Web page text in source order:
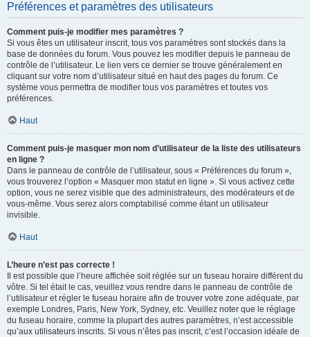
Préférences et paramètres des utilisateurs
Comment puis-je modifier mes paramètres ?
Si vous êtes un utilisateur inscrit, tous vos paramètres sont stockés dans la
base de données du forum. Vous pouvez les modifier depuis le panneau de
contrôle de l’utilisateur. Le lien vers ce dernier se trouve généralement en
cliquant sur votre nom d’utilisateur situé en haut des pages du forum. Ce
système vous permettra de modifier tous vos paramètres et toutes vos
préférences.
Haut
Comment puis-je masquer mon nom d’utilisateur de la liste des utilisateurs
en ligne ?
Dans le panneau de contrôle de l’utilisateur, sous « Préférences du forum »,
vous trouverez l’option « Masquer mon statut en ligne ». Si vous activez cette
option, vous ne serez visible que des administrateurs, des modérateurs et de
vous-même. Vous serez alors comptabilisé comme étant un utilisateur
invisible.
Haut
L’heure n’est pas correcte !
Il est possible que l’heure affichée soit réglée sur un fuseau horaire différent du
vôtre. Si tel était le cas, veuillez vous rendre dans le panneau de contrôle de
l’utilisateur et régler le fuseau horaire afin de trouver votre zone adéquate, par
exemple Londres, Paris, New York, Sydney, etc. Veuillez noter que le réglage
du fuseau horaire, comme la plupart des autres paramètres, n’est accessible
qu’aux utilisateurs inscrits. Si vous n’êtes pas inscrit, c’est l’occasion idéale de